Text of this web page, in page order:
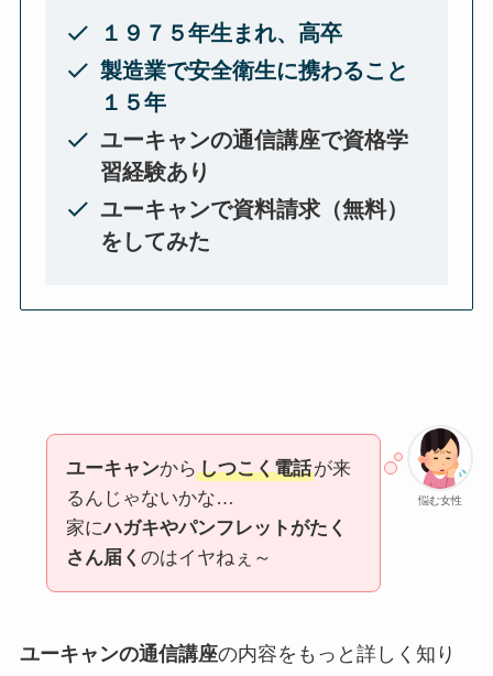
１９７５年生まれ、高卒
製造業で安全衛生に携わること
１５年
ユーキャンの通信講座で資格学
習経験あり
ユーキャンで資料請求（無料）
をしてみた
悩む女性
ユーキャンから しつこく電話が来
るんじゃないかな…
家にハガキやパンフレットがたく
さん届く のはイヤねぇ～
ユーキャンの通信講座の内容をもっと詳しく知り